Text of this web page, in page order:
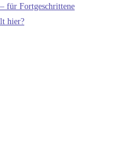
für Fortgeschrittene
hier?